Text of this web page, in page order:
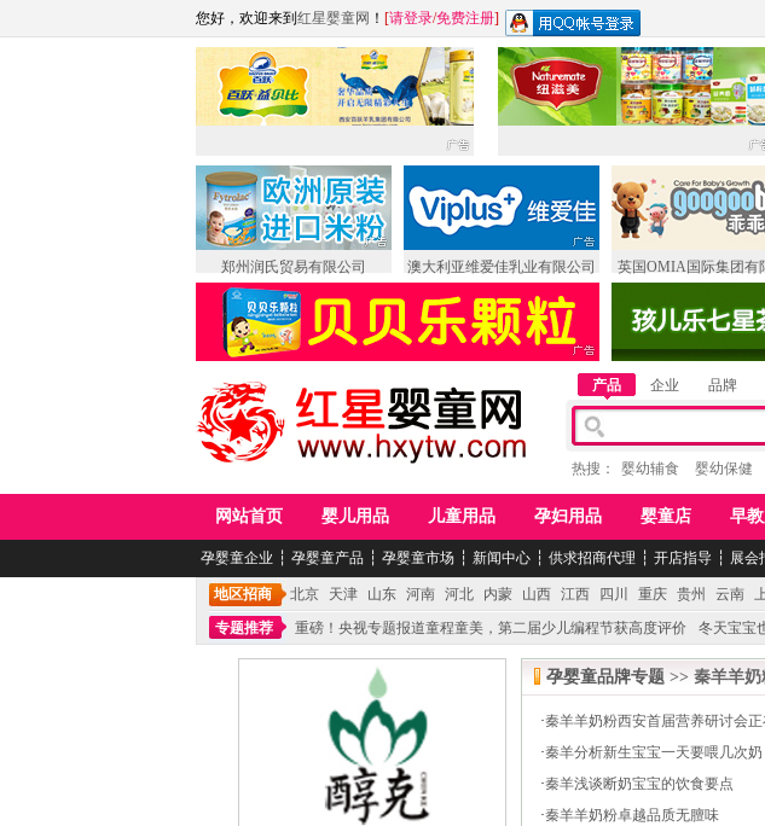
您好，欢迎来到 红星婴童网 ！ [请登录/免费注册]
郑州润氏贸易有限公司 澳大利亚维爱佳乳业有限公司 英国OMIA国际集团有
产品 企业 品牌
热搜： 婴幼辅食 婴幼保健
网站首页 婴儿用品 儿童用品 孕妇用品 婴童店 早
孕婴童企业 ┆ 孕婴童产品 ┆ 孕婴童市场 ┆ 新闻中心 ┆ 供求招商代理 ┆ 开店指导 ┆ 展会
地区招商 北京 天津 山东 河南 河北 内蒙 山西 江西 四川 重庆 贵州 云南
专题推荐
重磅！央视专题报道童程童美，第二届少儿编程节获高度评价 冬天宝宝
不能再单纯地销售产品,而要向增强服务转型,毕竟母婴产品比较特殊。”
妇幼广场 免租
孕婴童品牌专题 >> 秦羊羊
·秦羊羊奶粉西安首届营养研讨会
·秦羊分析新生宝宝一天要喂几次奶
·秦羊浅谈断奶宝宝的饮食要点
·秦羊羊奶粉卓越品质无膻味